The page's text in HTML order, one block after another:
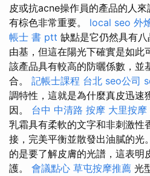
皮或抗acne操作員的產品的人
有棕色非常重要。 local seo 外
帳士 書 ptt 缺點是它仍然具有
由基，但這在陽光下確實是如此
該產品具有較高的防曬係數，並
合。 記帳士課程 台北 seo公司
調特性，這就是為什麼真皮迅速
因。 台中 中清路 按摩 大里按摩
乳霜具有柔軟的文字和非刺激性
接，完美平衡並散發出油膩的光
的是要了解皮膚的光譜，這表明
護。 會議點心 草屯按摩推薦 光